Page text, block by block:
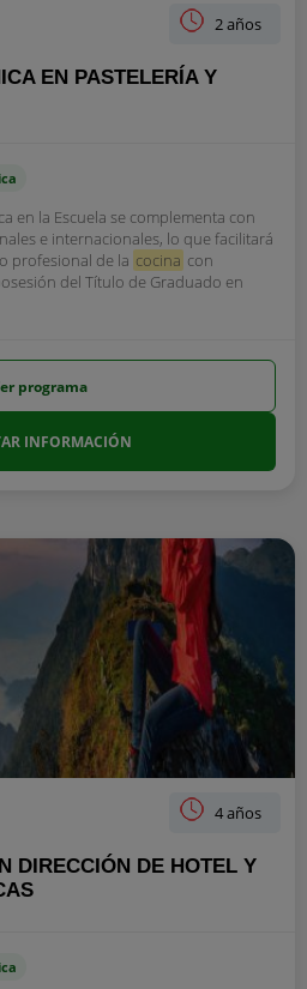
2 años
EN PASTELERÍA Y
en la Escuela se complementa con
e internacionales, lo que facilitará
profesional de la cocina con
del Título de Graduado en
programa
INFORMACIÓN
4 años
DIRECCIÓN DE HOTEL Y